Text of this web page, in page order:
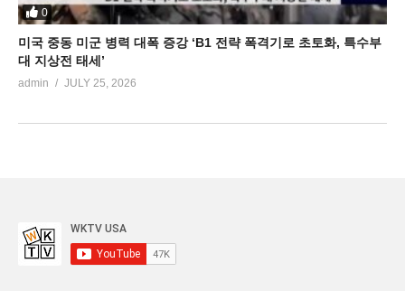
0
미국 중동 미군 병력 대폭 증강 ‘B1 전략 폭격기로 초토화, 특수부
대 지상전 태세’
admin JULY 25, 2026